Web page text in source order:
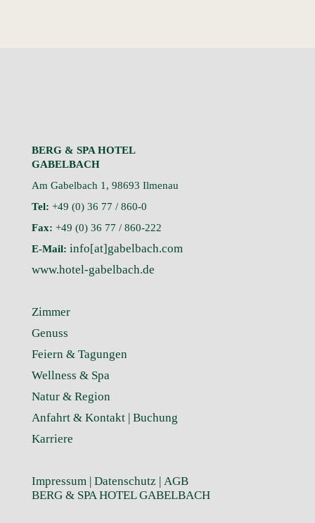
BERG & SPA HOTEL
GABELBACH
Am Gabelbach 1, 98693 Ilmenau
Tel: +49 (0) 36 77 / 860-0
Fax: +49 (0) 36 77 / 860-222
E-Mail: info[at]gabelbach.com
www.hotel-gabelbach.de
Zimmer
Genuss
Feiern & Tagungen
Wellness & Spa
Natur & Region
Anfahrt & Kontakt | Buchung
Karriere
Impressum Datenschutz
AGB
BERG & SPA HOTEL GABELBACH